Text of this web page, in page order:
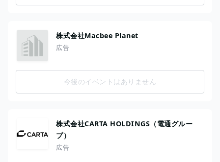
株式会社Macbee Planet
広告
今後のイベントはありません
株式会社CARTA HOLDINGS（電通グルー
プ）
広告